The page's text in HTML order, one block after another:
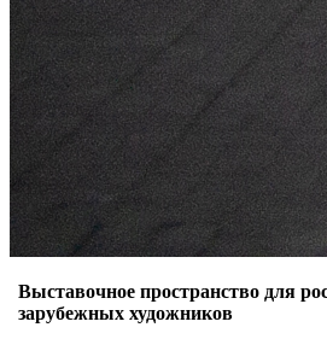
Выставочное пространство для
зарубежных художников